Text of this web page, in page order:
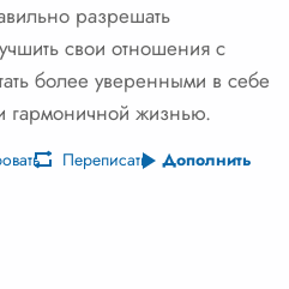
разрешать
свои отношения с
более уверенными в себе
гармоничной жизнью.
Переписать Дополнить